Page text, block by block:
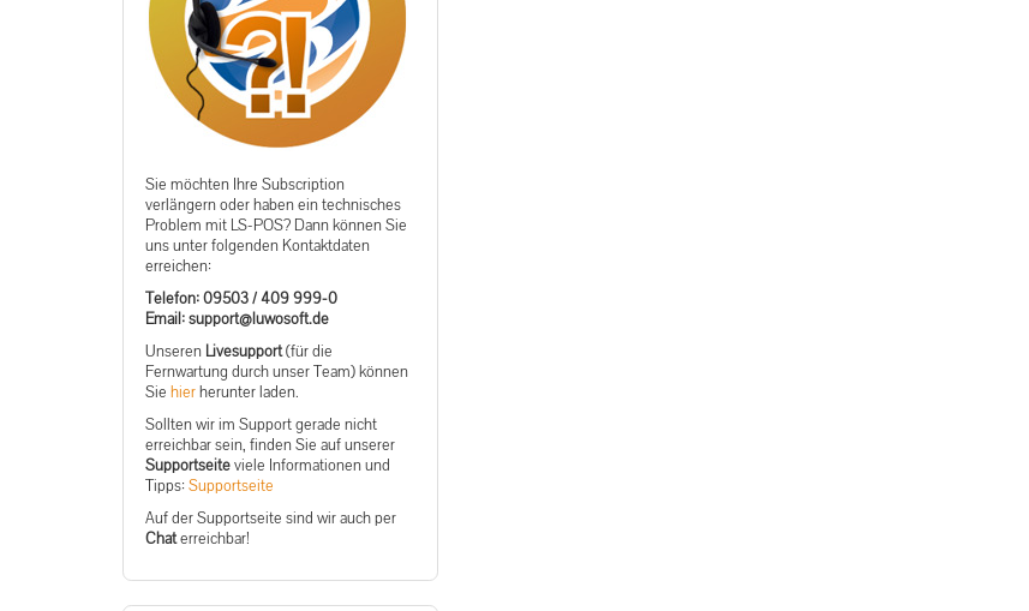
Sie möchten Ihre Subscription
verlängern oder haben ein technisches
Problem mit LS-POS? Dann können Sie
uns unter folgenden Kontaktdaten
erreichen:
Telefon: 09503 / 409 999-0
ed.tfosowul@troppus :liamE
Unseren Livesupport(für die
Fernwartung durch unser Team) können
Sie hier herunter laden.
Sollten wir im Support gerade nicht
erreichbar sein, finden Sie auf unserer
Supportseiteviele Informationen und
Tipps: Supportseite
Auf der Supportseite sind wir auch per
Chaterreichbar!